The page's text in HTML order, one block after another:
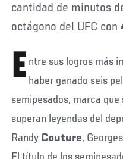
cantidad de minutos
octágono del UFC con
E ntre sus logros más
haber ganado seis
semipesados, marca que
superan leyendas del
Randy Couture, Georges